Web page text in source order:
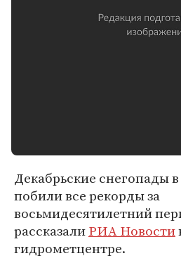
Декабрьские снегопады
побили все рекорды за
восьмидесятилетний
рассказалиРИА Новости
гидрометцентре.